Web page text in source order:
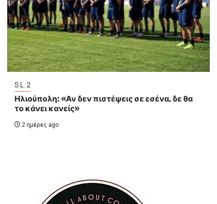
S.L. 2
Ηλιούπολη: «Αν δεν πιστέψεις σε εσένα, δε θα
το κάνει κανείς»
2 ημέρες ago